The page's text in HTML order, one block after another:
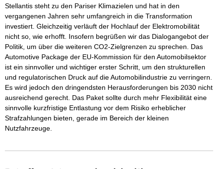
Stellantis steht zu den Pariser Klimazielen und hat in den
vergangenen Jahren sehr umfangreich in die Transformation
investiert. Gleichzeitig verläuft der Hochlauf der Elektromobilität
nicht so, wie erhofft. Insofern begrüßen wir das Dialogangebot der
Politik, um über die weiteren CO2-Zielgrenzen zu sprechen. Das
Automotive Package der EU-Kommission für den Automobilsektor
ist ein sinnvoller und wichtiger erster Schritt, um den strukturellen
und regulatorischen Druck auf die Automobilindustrie zu verringern.
Es wird jedoch den dringendsten Herausforderungen bis 2030 nicht
ausreichend gerecht. Das Paket sollte durch mehr Flexibilität eine
sinnvolle kurzfristige Entlastung vor dem Risiko erheblicher
Strafzahlungen bieten, gerade im Bereich der kleinen
Nutzfahrzeuge.